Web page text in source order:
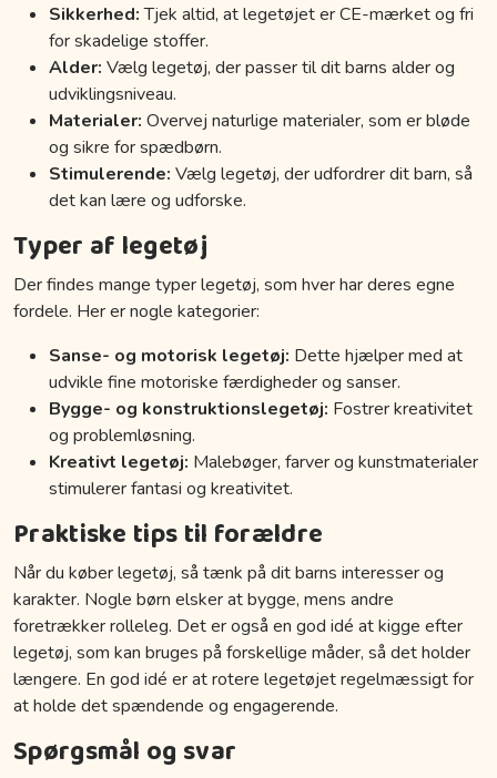
Sikkerhed:Tjek altid, at legetøjet er CE-mærket og fri
for skadelige stoffer.
Alder: Vælg legetøj, der passer til dit barns alder og
udviklingsniveau.
Materialer: Overvej naturlige materialer, som er bløde
og sikre for spædbørn.
Stimulerende: Vælg legetøj, der udfordrer dit barn, så
det kan lære og udforske.
Typer af legetøj
Der findes mange typer legetøj, som hver har deres egne
fordele. Her er nogle kategorier:
Sanse- og motorisk legetøj: Dette hjælper med at
udvikle fine motoriske færdigheder og sanser.
Bygge- og konstruktionslegetøj: Fostrer kreativitet
og problemløsning.
Kreativt legetøj: Malebøger, farver og kunstmaterialer
stimulerer fantasi og kreativitet.
Praktiske tips til forældre
Når du køber legetøj, så tænk på dit barns interesser og
karakter. Nogle børn elsker at bygge, mens andre
foretrækker rolleleg. Det er også en god idé at kigge efter
legetøj, som kan bruges på forskellige måder, så det holder
længere. En god idé er at rotere legetøjet regelmæssigt for
at holde det spændende og engagerende.
Spørgsmål og svar